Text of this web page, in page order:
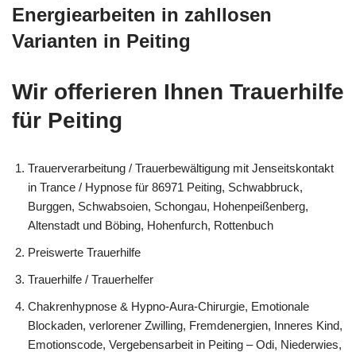
Energiearbeiten in zahllosen
Varianten in Peiting
Wir offerieren Ihnen Trauerhilfe
für Peiting
Trauerverarbeitung / Trauerbewältigung mit Jenseitskontakt
in Trance / Hypnose für 86971 Peiting, Schwabbruck,
Burggen, Schwabsoien, Schongau, Hohenpeißenberg,
Altenstadt und Böbing, Hohenfurch, Rottenbuch
Preiswerte Trauerhilfe
Trauerhilfe / Trauerhelfer
Chakrenhypnose & Hypno-Aura-Chirurgie, Emotionale
Blockaden, verlorener Zwilling, Fremdenergien, Inneres Kind,
Emotionscode, Vergebensarbeit in Peiting – Odi, Niederwies,